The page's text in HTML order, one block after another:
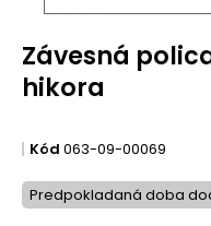
Závesná
hikora
Kód 063-09-00069
Predpokladaná doba